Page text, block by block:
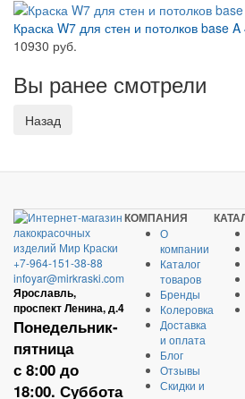
Краска W7 для стен и потолков base
10930 руб.
Вы ранее смотрели
+7-964-151-38-88
infoyar@mirkraski.com
Ярославль,
проспект Ленина, д.4
Понедельник-
пятница
с 8:00 до
18:00. Суббота
КОМПАНИЯ
О
компании
Каталог
товаров
Бренды
Колеровка
Доставка
и оплата
Блог
Отзывы
Скидки и